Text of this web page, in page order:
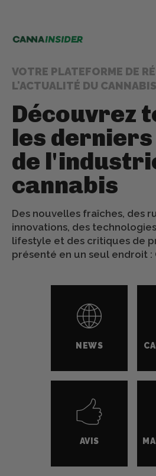
VOTRE PLATEFORME DE
L'ACTUALITÉ DU CANNABIS
Découvrez
les
de
cannabis
Des nouvelles fraîches, des
innovations, des
lifestyle et des critiques de
présenté en un seul endroit :
NEWS
AVIS